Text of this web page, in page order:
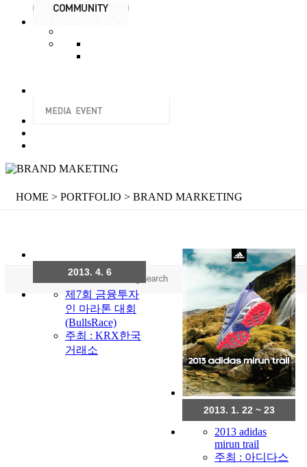
HOME > PORTFOLIO > BRAND MARKETING
2013. 4. 6
제7회 금융투자
인 마라톤 대회
(BullsRace)
주최 : KRX한국
거래소
2013. 1. 22 ~ 23
2013 adidas
mirun trail
주최 : 아디다스